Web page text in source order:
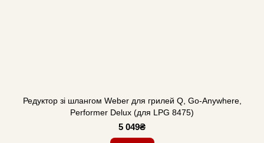
Редуктор зі шлангом Weber для грилей Q, Go-Anywhere,
Performer Delux (для LPG 8475)
5 049₴